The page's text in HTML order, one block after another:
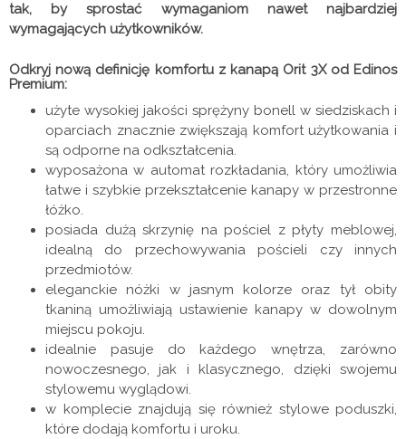
tak, by sprostać wymaganiom nawet najbardziej
wymagających użytkowników.
Odkryj nową definicję komfortu z kanapą Orit 3X od Edinos
Premium:
użyte wysokiej jakości sprężyny bonell w siedziskach i
oparciach znacznie zwiększają komfort użytkowania i
są odporne na odkształcenia.
wyposażona w automat rozkładania, który umożliwia
łatwe i szybkie przekształcenie kanapy w przestronne
łóżko.
posiada dużą skrzynię na pościel z płyty meblowej,
idealną do przechowywania pościeli czy innych
przedmiotów.
eleganckie nóżki w jasnym kolorze oraz tył obity
tkaniną umożliwiają ustawienie kanapy w dowolnym
miejscu pokoju.
idealnie pasuje do każdego wnętrza, zarówno
nowoczesnego, jak i klasycznego, dzięki swojemu
stylowemu wyglądowi.
w komplecie znajdują się również stylowe poduszki,
które dodają komfortu i uroku.